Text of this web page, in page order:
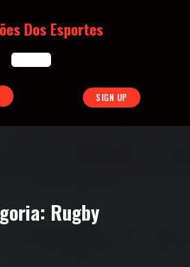
Dos Esportes
Open
Button
SIGN UP
Rugby